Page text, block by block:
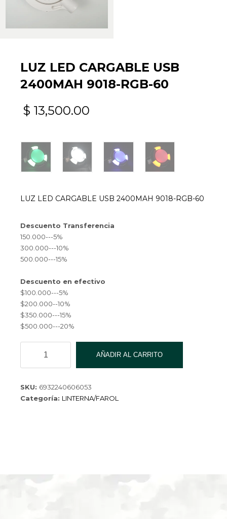
LUZ LED CARGABLE USB
2400MAH 9018-RGB-60
$ 13,500.00
LUZ LED CARGABLE USB 2400MAH 9018-RGB-60
Descuento Transferencia
150.000---5%
300.000---10%
500.000---15%
Descuento en efectivo
$100.000---5%
$200.000--10%
$350.000---15%
$500.000---20%
CARGABLE
2400MAH
9018-
AÑADIR AL CARRITO
SKU: 6932240606053
Categoría: LINTERNA/FAROL